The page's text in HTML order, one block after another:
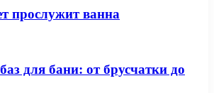
прослужит ванна
для бани: от брусчатки до